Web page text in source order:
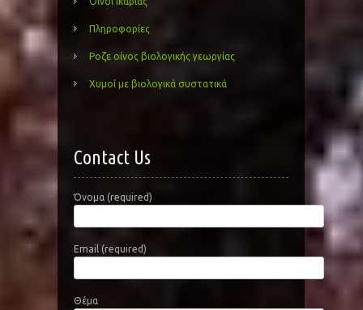
Πληροφορίες
Ροζε οίνος βιολογικής γεωργίας
Χυμοί με βιολογικά συστατικά
Contact Us
Όνομα (required)
Email (required)
Θέμα